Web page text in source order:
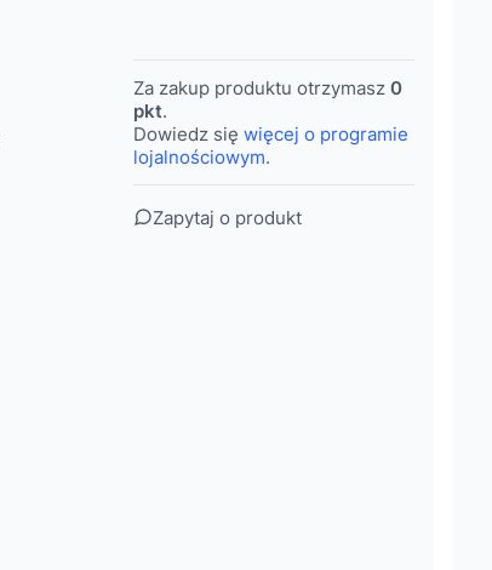
Za zakup produktu otrzymasz 0
pkt.
Dowiedz się więcej o programie
lojalnościowym.
Zapytaj o produkt